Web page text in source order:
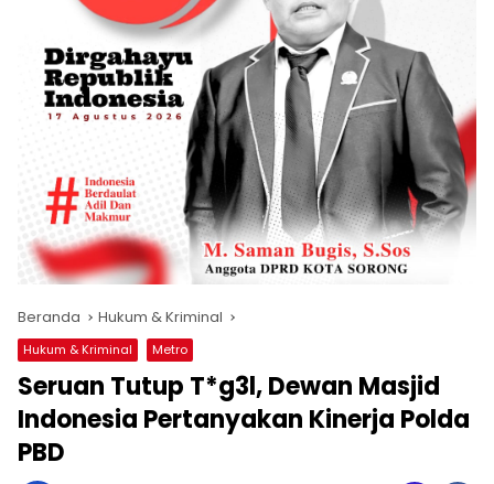
Beranda Hukum & Kriminal
Hukum & Kriminal Metro
Seruan Tutup T*g3l, Dewan Masjid
Indonesia Pertanyakan Kinerja Polda
PBD